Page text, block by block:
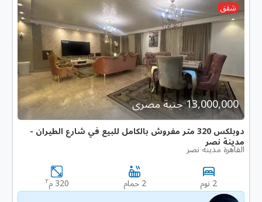
شقق
13,000,000 جنية مصرى
دوبلكس 320 متر مفروش بالكامل للبيع في شارع الطيران -
مدينة نصر
القاهرة مدينه نصر
2 نوم 2 حمام 320 م ٢